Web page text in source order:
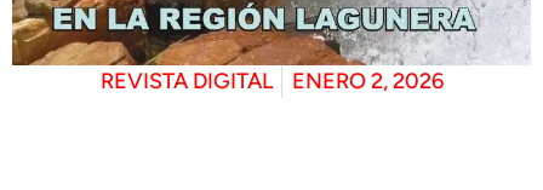
REVISTA DIGITAL ENERO 2, 2026